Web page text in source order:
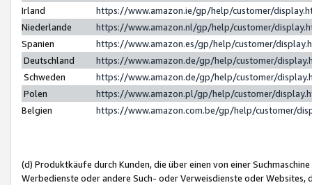
Irland
https://www.amazon.ie/gp/help/customer/
Niederlande
https://www.amazon.nl/gp/help/customer/
Spanien
https://www.amazon.es/gp/help/customer/
Deutschland
https://www.amazon.de/gp/help/customer/
Schweden
https://www.amazon.de/gp/help/customer/
Polen
https://www.amazon.pl/gp/help/customer/
Belgien
https://www.amazon.com.be/gp/help/customer/
(d) Produktkäufe durch Kunden, die über einen von einer
Werbedienste oder andere Such- oder Verweisdienste oder Websites,